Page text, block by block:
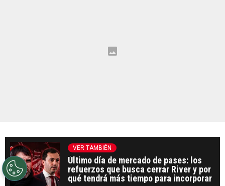
VER TAMBIÉN
Último día de mercado de pases: los
refuerzos que busca cerrar River y por
qué tendrá más tiempo para incorporar